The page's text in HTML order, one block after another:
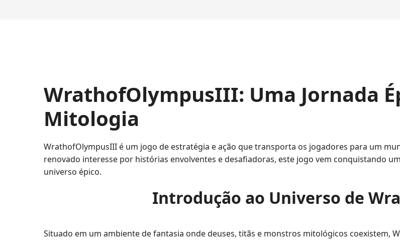
WrathofOlympusIII: Uma Jornada
Mitologia
WrathofOlympusIII é um jogo de estratégia e ação que transporta os jogadores para um
renovado interesse por histórias envolventes e desafiadoras, este jogo vem conquistando
universo épico.
Introdução ao Universo de
Situado em um ambiente de fantasia onde deuses, titãs e monstros mitológicos coexistem,